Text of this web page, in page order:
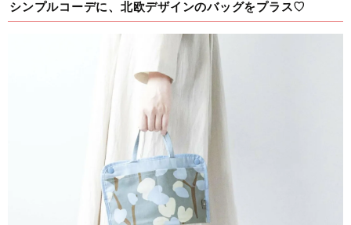
シンプルコーデに、北欧デザインのバッグをプラス♡